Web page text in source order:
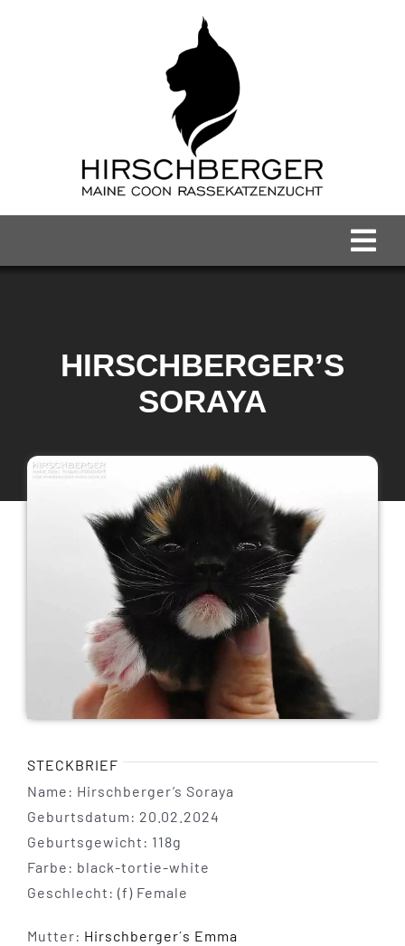
Maine Coon Kater
Maine Coon Katzen
Maine Coon Babys
Maine Coon Kastraten
Über uns
HIRSCHBERGER’S
SORAYA
STECKBRIEF
Name: Hirschberger’s Soraya
Geburtsdatum: 20.02.2024
Geburtsgewicht: 118g
Farbe: black-tortie-white
Geschlecht: (f) Female
Mutter: Hirschberger´s Emma